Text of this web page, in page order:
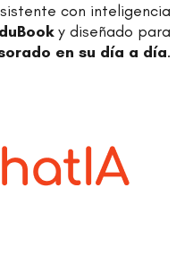
con inteligencia
y diseñado para
en su día a día.